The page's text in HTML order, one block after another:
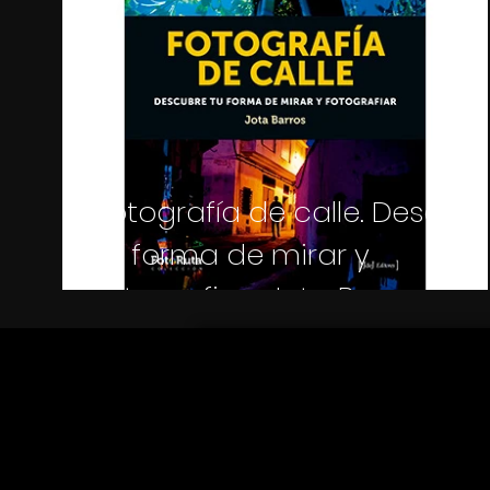
Fotografía de calle. Descubre
tu forma de mirar y
fotografiar · Jota Barros